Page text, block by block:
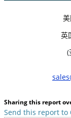
英
(
Sharing this report
Send this report to